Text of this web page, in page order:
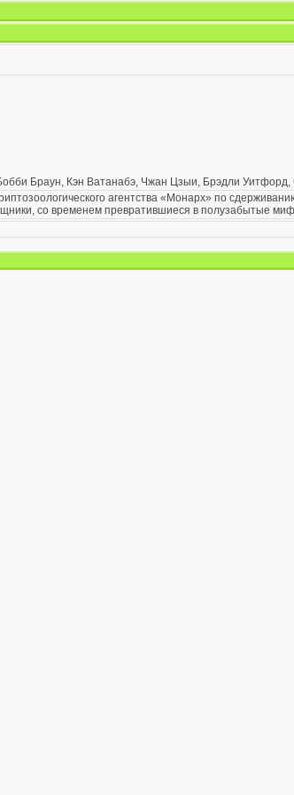
Браун, Кэн Ватанабэ, Чжан Цзыи, Брэдли
агентства «Монарх» по
со временем превратившиеся в полузабытые